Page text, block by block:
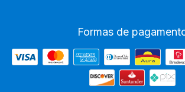
Formas de